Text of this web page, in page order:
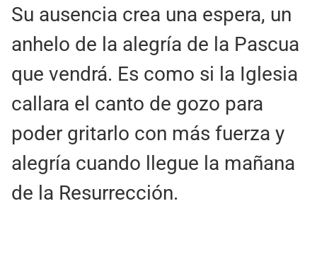
Su ausencia crea una espera, un
anhelo de la alegría de la Pascua
que vendrá. Es como si la Iglesia
callara el canto de gozo para
poder gritarlo con más fuerza y
alegría cuando llegue la mañana
de la Resurrección.